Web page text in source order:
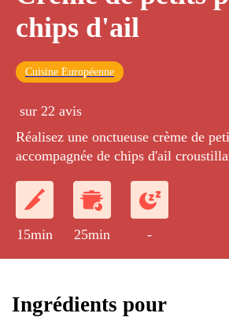
chips d'ail
Cuisine Européenne
sur 22 avis
Réalisez une onctueuse crème de
accompagnée de chips d'ail
15min 25min -
Ingrédients pour